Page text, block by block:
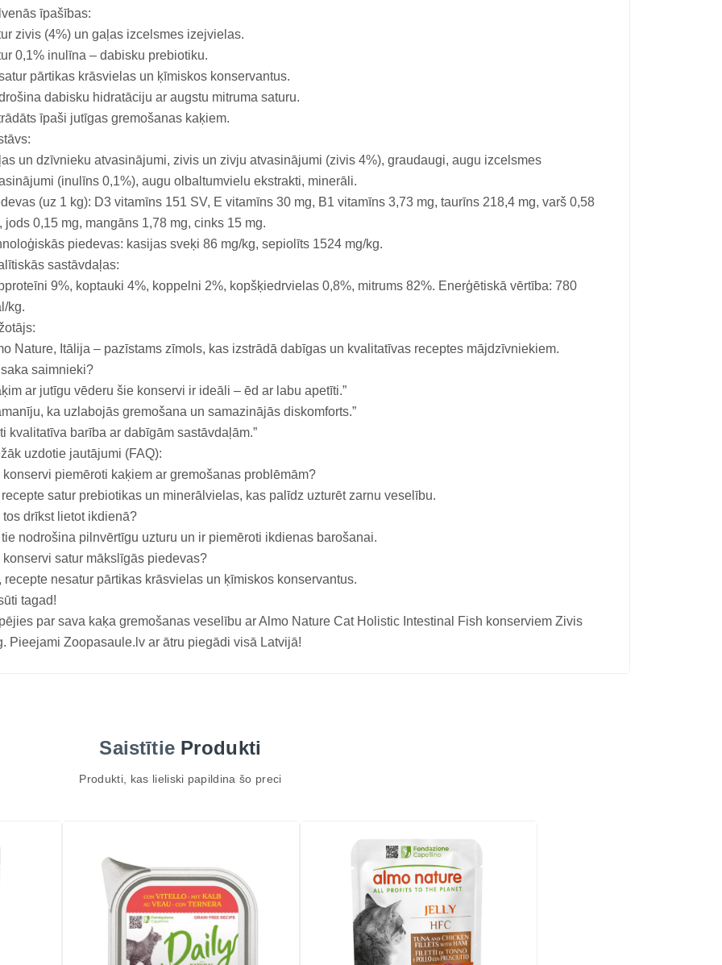
īpašības:
zivis (4%) un gaļas izcelsmes izejvielas.
0,1% inulīna – dabisku prebiotiku.
pārtikas krāsvielas un ķīmiskos konservantus.
dabisku hidratāciju ar augstu mitruma saturu.
īpaši jutīgas gremošanas kaķiem.
un dzīvnieku atvasinājumi, zivis un zivju atvasinājumi (zivis 4%), graudaugi, augu izcelsmes
(inulīns 0,1%), augu olbaltumvielu ekstrakti, minerāli.
(uz 1 kg): D3 vitamīns 151 SV, E vitamīns 30 mg, B1 vitamīns 3,73 mg, taurīns 218,4 mg, varš 0,58
jods 0,15 mg, mangāns 1,78 mg, cinks 15 mg.
piedevas: kasijas sveķi 86 mg/kg, sepiolīts 1524 mg/kg.
sastāvdaļas:
9%, koptauki 4%, koppelni 2%, kopšķiedrvielas 0,8%, mitrums 82%. Enerģētiskā vērtība: 780
kg.
Nature, Itālija – pazīstams zīmols, kas izstrādā dabīgas un kvalitatīvas receptes mājdzīvniekiem.
saimnieki?
ar jutīgu vēderu šie konservi ir ideāli – ēd ar labu apetīti.”
ka uzlabojās gremošana un samazinājās diskomforts.”
kvalitatīva barība ar dabīgām sastāvdaļām.”
uzdotie jautājumi (FAQ):
konservi piemēroti kaķiem ar gremošanas problēmām?
satur prebiotikas un minerālvielas, kas palīdz uzturēt zarnu veselību.
tos drīkst lietot ikdienā?
nodrošina pilnvērtīgu uzturu un ir piemēroti ikdienas barošanai.
konservi satur mākslīgās piedevas?
recepte nesatur pārtikas krāsvielas un ķīmiskos konservantus.
tagad!
par sava kaķa gremošanas veselību ar Almo Nature Cat Holistic Intestinal Fish konserviem Zivis
Pieejami Zoopasaule.lv ar ātru piegādi visā Latvijā!
Saistītie Produkti
Produkti, kas lieliski papildina šo preci